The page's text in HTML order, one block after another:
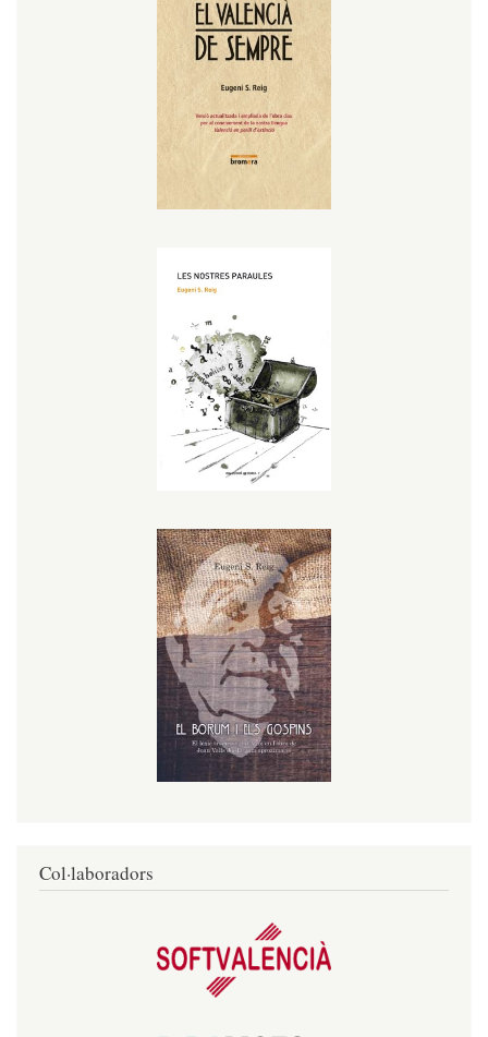
Col·laboradors